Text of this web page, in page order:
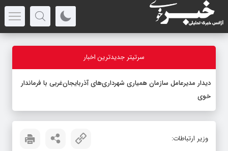
سرتیتر جدیدترین اخبار
دیدار مدیرعامل سازمان همیاری شهرداری‌های آذربایجان‌غربی با فرماندار
خوی
وزیر ارتباطات: